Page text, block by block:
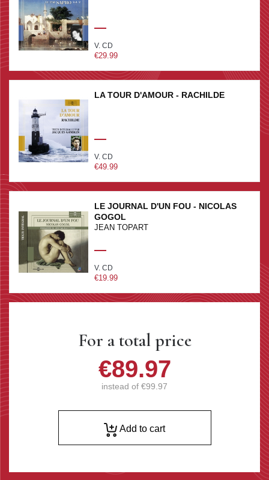
V. CD
€29.99
LA TOUR D'AMOUR - RACHILDE
V. CD
€49.99
LE JOURNAL D'UN FOU - NICOLAS
GOGOL
JEAN TOPART
V. CD
€19.99
For a total price
€89.97
instead of €99.97
Add to cart